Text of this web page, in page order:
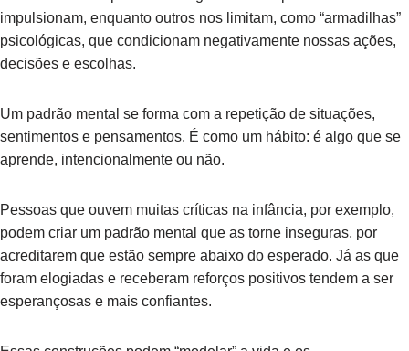
impulsionam, enquanto outros nos limitam, como “armadilhas”
psicológicas, que condicionam negativamente nossas ações,
decisões e escolhas.
Um padrão mental se forma com a repetição de situações,
sentimentos e pensamentos. É como um hábito: é algo que se
aprende, intencionalmente ou não.
Pessoas que ouvem muitas críticas na infância, por exemplo,
podem criar um padrão mental que as torne inseguras, por
acreditarem que estão sempre abaixo do esperado. Já as que
foram elogiadas e receberam reforços positivos tendem a ser
esperançosas e mais confiantes.